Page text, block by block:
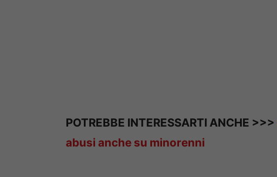
POTREBBE INTERESSARTI ANCHE >>>
abusi anche su minorenni